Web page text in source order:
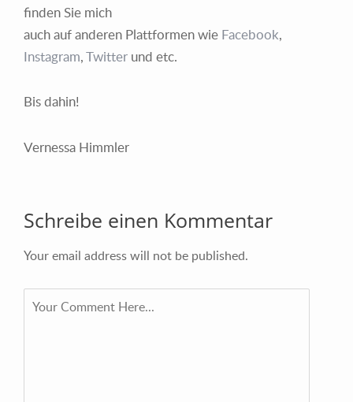
finden Sie mich
auch auf anderen Plattformen wie Facebook,
Instagram,Twitter und etc.
Bis dahin!
Vernessa Himmler
Schreibe einen Kommentar
Your email address will not be published.